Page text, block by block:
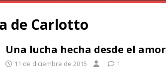
de Carlotto
Una lucha hecha desde el amor
11 de diciembre de 2015 1